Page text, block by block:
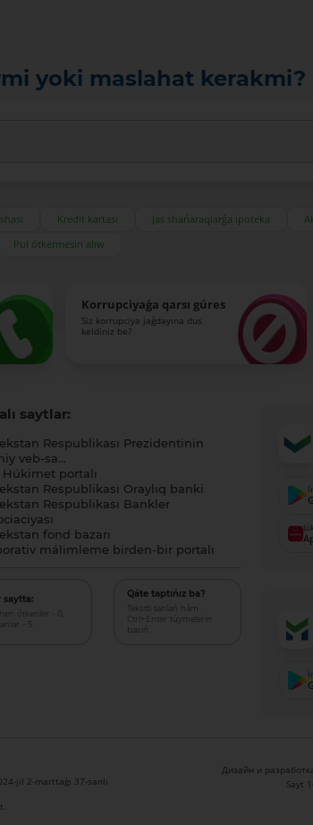
yoki maslahat kerakmi?
Kredit kartası Jas shańaraqlarǵa ipoteka
Pul ótkermesin alıw
Korrupciyaǵa qarsı gúres
Siz korrupciya jaǵdayına dus
keldiniz be?
saytlar:
Respublikası Prezidentinin
veb-sa...
Húkimet portalı
Respublikası Oraylıq banki
Respublikası Bankler
fond bazarı
málimleme birden-bir portalı
saytta:
ótkenler - 0,
- 5
Qáte taptıńız ba?
Tekstti tanlań hám
Ctrl+Enter túymelerin
basıń.
jıl 2-marttaǵı 37-sanlı
Дизайн и
Sayt